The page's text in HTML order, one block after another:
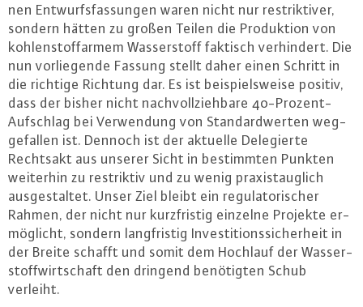
nen Ent­wurfs­fas­sun­gen waren nicht nur re­strik­ti­ver,
sondern hätten zu großen Teilen die Pro­duk­ti­on von
koh­len­stoff­ar­mem Was­ser­stoff faktisch ver­hin­dert. Die
nun vor­lie­gen­de Fassung stellt daher einen Schritt in
die richtige Richtung dar. Es ist bei­spiels­wei­se positiv,
dass der bisher nicht nach­voll­zieh­ba­re 40-Pro­zent-
Auf­schlag bei Ver­wen­dung von Stan­dard­wer­ten weg­
ge­fal­len ist. Dennoch ist der aktuelle De­le­gier­te
Rechtsakt aus unserer Sicht in be­stimm­ten Punkten
weiterhin zu re­strik­tiv und zu wenig pra­xis­taug­lich
aus­ge­stal­tet. Unser Ziel bleibt ein re­gu­la­to­ri­scher
Rahmen, der nicht nur kurz­fris­tig einzelne Projekte er­
mög­licht, sondern lang­fris­tig In­ves­ti­ti­ons­si­cher­heit in
der Breite schafft und somit dem Hochlauf der Was­ser­
stoff­wirt­schaft den dringend be­nö­tig­ten Schub
verleiht.